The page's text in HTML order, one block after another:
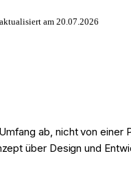
am 20.07.2026
ab, nicht von
über Design und